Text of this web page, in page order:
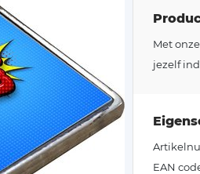
Met
jezelf
EAN